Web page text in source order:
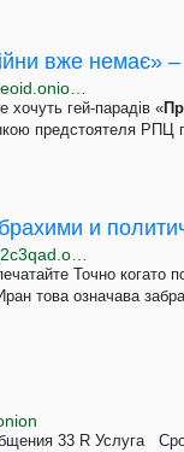
гей-парадів «
предстоятеля РПЦ
Точно когато
това означава
33 R Услуга